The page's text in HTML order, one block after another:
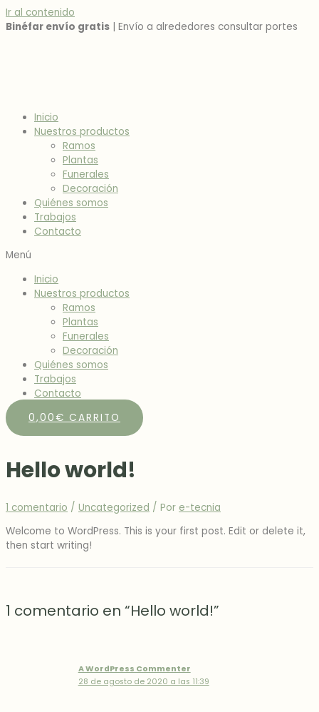
Ir al contenido
Binéfar envío gratis | Envío a alrededores consultar portes
Inicio
Nuestros productos
Ramos
Plantas
Funerales
Decoración
Quiénes somos
Trabajos
Contacto
Menú
Inicio
Nuestros productos
Ramos
Plantas
Funerales
Decoración
Quiénes somos
Trabajos
Contacto
0,00€ CARRITO
Hello world!
1 comentario / Uncategorized / Por e-tecnia
Welcome to WordPress. This is your first post. Edit or delete it,
then start writing!
1 comentario en “Hello world!”
A WordPress Commenter
28 de agosto de 2020 a las 11:39